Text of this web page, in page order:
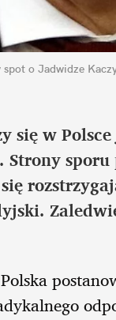
o Jadwidze
się w